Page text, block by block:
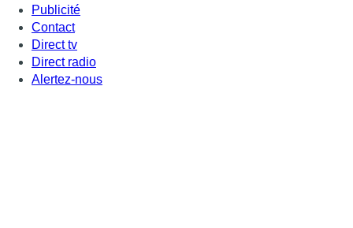
Publicité
Contact
Direct tv
Direct radio
Alertez-nous